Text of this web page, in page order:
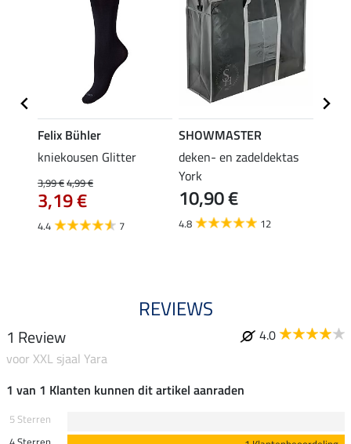
Felix Bühler
kniekousen Glitter
3,99 €4,99 €
3,19 €
4.4 7
SHOWMASTER
deken- en zadeldektas
York
10,90 €
4.8 12
REVIEWS
1 Review
4.0
voor XXL sjaal Yara
1 van 1 Klanten kunnen dit artikel aanraden
5 Sterren